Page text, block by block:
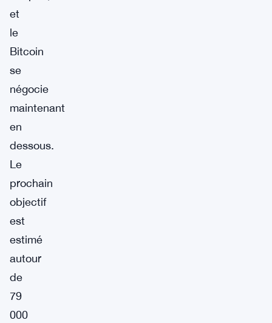
et
le
Bitcoin
se
négocie
maintenant
en
dessous.
Le
prochain
objectif
est
estimé
autour
de
79
000